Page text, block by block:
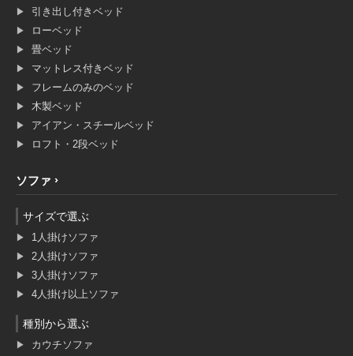
引き出し付きベッド
ローベッド
畳ベッド
マットレス付きベッド
フレームのみのベッド
木製ベッド
アイアン・スチールベッド
ロフト・2段ベッド
ソファ
サイズで選ぶ
1人掛けソファ
2人掛けソファ
3人掛けソファ
4人掛け以上ソファ
種別から選ぶ
カウチソファ